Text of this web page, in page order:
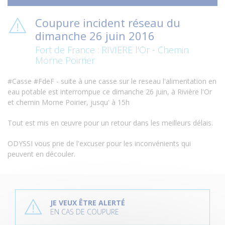
Coupure incident réseau du
dimanche 26 juin 2016
Fort de France : RIVIERE l'Or - Chemin
Morne Poirrier
#Casse #FdeF - suite à une casse sur le reseau l'alimentation en
eau potable est interrompue ce dimanche 26 juin, à Rivière l'Or
et chemin Morne Poirier, jusqu' à 15h
Tout est mis en œuvre pour un retour dans les meilleurs délais.
ODYSSI vous prie de l'excuser pour les inconvénients qui
peuvent en découler.
P
JE VEUX ÊTRE ALERTÉ
EN CAS DE COUPURE